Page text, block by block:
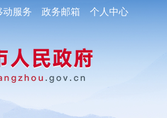
动服务 政务邮箱 个人中心